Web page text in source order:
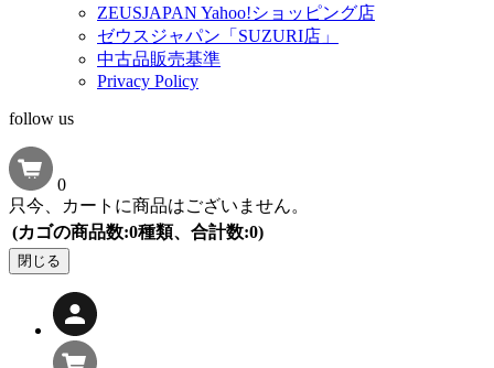
ZEUSJAPAN Yahoo!ショッピング店
ゼウスジャパン「SUZURI店」
中古品販売基準
Privacy Policy
follow us
0
只今、カートに商品はございません。
(カゴの商品数:0種類、合計数:0)
閉じる